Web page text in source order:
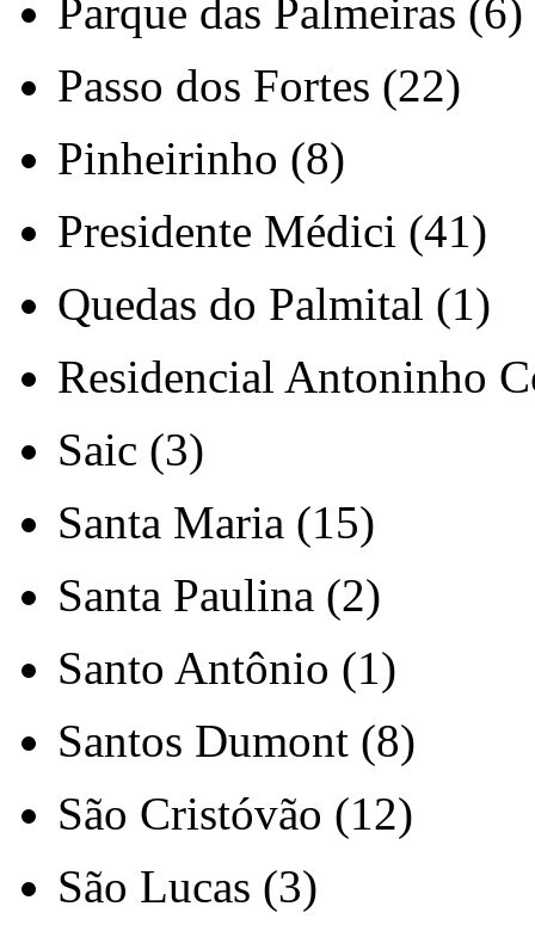
Parque das Palmeiras (6)
Passo dos Fortes (22)
Pinheirinho (8)
Presidente Médici (41)
Quedas do Palmital (1)
Residencial Antoninho
Saic (3)
Santa Maria (15)
Santa Paulina (2)
Santo Antônio (1)
Santos Dumont (8)
São Cristóvão (12)
São Lucas (3)